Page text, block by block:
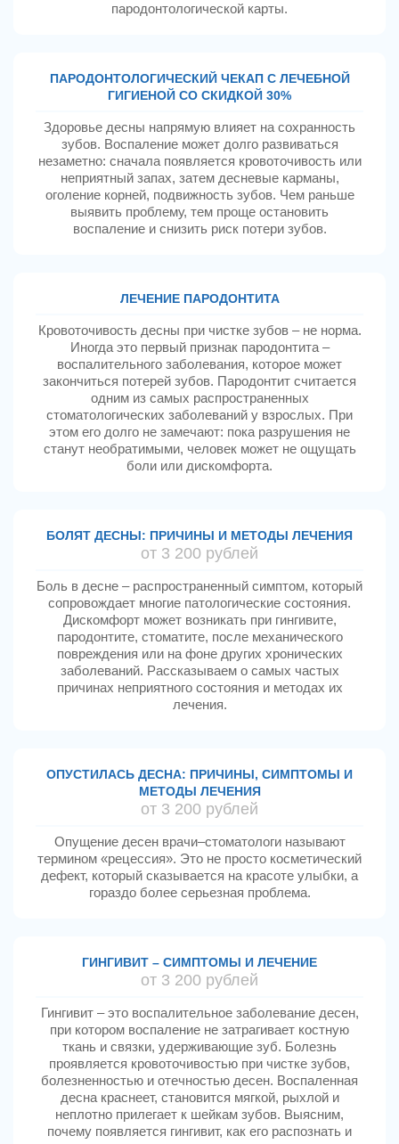
пародонтологической карты.
ПАРОДОНТОЛОГИЧЕСКИЙ ЧЕКАП С ЛЕЧЕБНОЙ
ГИГИЕНОЙ СО СКИДКОЙ 30%
Здоровье десны напрямую влияет на сохранность
зубов. Воспаление может долго развиваться
незаметно: сначала появляется кровоточивость или
неприятный запах, затем десневые карманы,
оголение корней, подвижность зубов. Чем раньше
выявить проблему, тем проще остановить
воспаление и снизить риск потери зубов.
ЛЕЧЕНИЕ ПАРОДОНТИТА
Кровоточивость десны при чистке зубов – не норма.
Иногда это первый признак пародонтита –
воспалительного заболевания, которое может
закончиться потерей зубов. Пародонтит считается
одним из самых распространенных
стоматологических заболеваний у взрослых. При
этом его долго не замечают: пока разрушения не
станут необратимыми, человек может не ощущать
боли или дискомфорта.
БОЛЯТ ДЕСНЫ: ПРИЧИНЫ И МЕТОДЫ ЛЕЧЕНИЯ
от 3 200 рублей
Боль в десне – распространенный симптом, который
сопровождает многие патологические состояния.
Дискомфорт может возникать при гингивите,
пародонтите, стоматите, после механического
повреждения или на фоне других хронических
заболеваний. Рассказываем о самых частых
причинах неприятного состояния и методах их
лечения.
ОПУСТИЛАСЬ ДЕСНА: ПРИЧИНЫ, СИМПТОМЫ И
МЕТОДЫ ЛЕЧЕНИЯ
от 3 200 рублей
Опущение десен врачи–стоматологи называют
термином «рецессия». Это не просто косметический
дефект, который сказывается на красоте улыбки, а
гораздо более серьезная проблема.
ГИНГИВИТ – СИМПТОМЫ И ЛЕЧЕНИЕ
от 3 200 рублей
Гингивит – это воспалительное заболевание десен,
при котором воспаление не затрагивает костную
ткань и связки, удерживающие зуб. Болезнь
проявляется кровоточивостью при чистке зубов,
болезненностью и отечностью десен. Воспаленная
десна краснеет, становится мягкой, рыхлой и
неплотно прилегает к шейкам зубов. Выясним,
почему появляется гингивит, как его распознать и